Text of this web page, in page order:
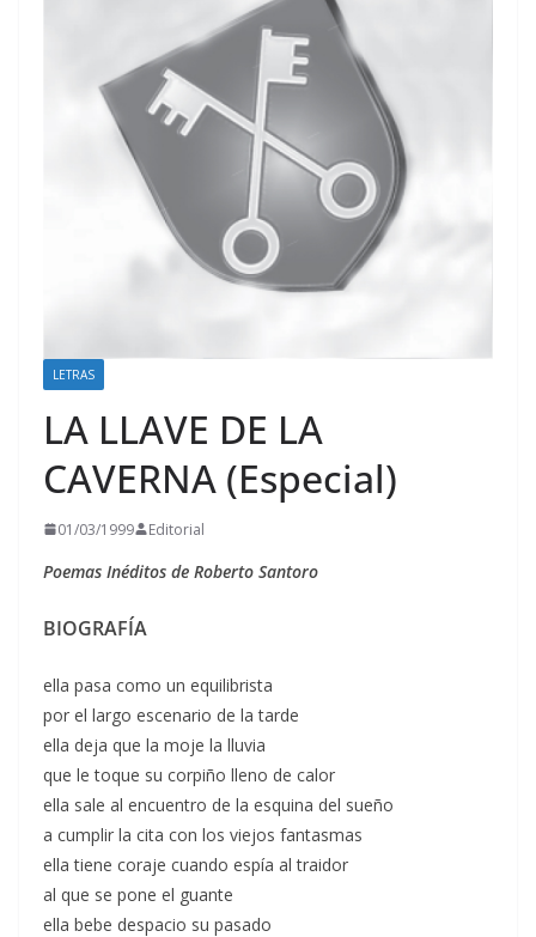
LETRAS
LA LLAVE DE LA
CAVERNA (Especial)
01/03/1999 Editorial
Poemas Inéditos de Roberto Santoro
BIOGRAFÍA
ella pasa como un equilibrista
por el largo escenario de la tarde
ella deja que la moje la lluvia
que le toque su corpiño lleno de calor
ella sale al encuentro de la esquina del sueño
a cumplir la cita con los viejos fantasmas
ella tiene coraje cuando espía al traidor
al que se pone el guante
ella bebe despacio su pasado